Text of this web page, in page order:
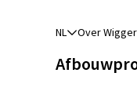
NL Over